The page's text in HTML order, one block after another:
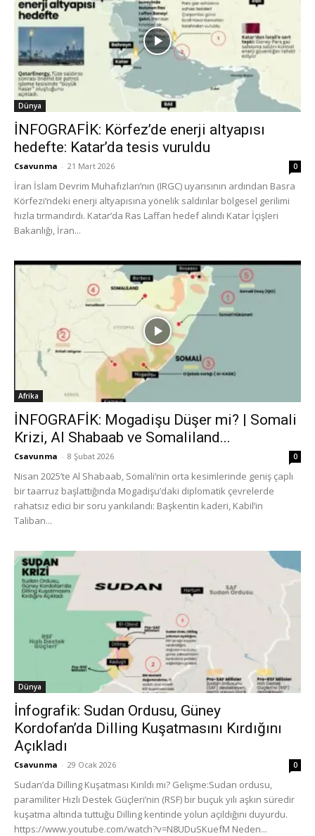
Dünya
İNFOGRAFİK: Körfez’de enerji altyapısı
hedefte: Katar’da tesis vuruldu
Csavunma - 21 Mart 2026 0
İran İslam Devrim Muhafızları’nın (IRGC) uyarısının ardından Basra
Körfezi’ndeki enerji altyapısına yönelik saldırılar bölgesel gerilimi
hızla tırmandırdı. Katar’da Ras Laffan hedef alındı Katar İçişleri
Bakanlığı, İran...
Afrika
İNFOGRAFİK: Mogadişu Düşer mi? | Somali
Krizi, Al Shabaab ve Somaliland...
Csavunma - 8 Şubat 2026 0
Nisan 2025’te Al Shabaab, Somali’nin orta kesimlerinde geniş çaplı
bir taarruz başlattığında Mogadişu’daki diplomatik çevrelerde
rahatsız edici bir soru yankılandı: Başkentin kaderi, Kabil’in
Taliban...
Dünya
İnfografik: Sudan Ordusu, Güney
Kordofan’da Dilling Kuşatmasını Kırdığını
Açıkladı
Csavunma - 29 Ocak 2026 0
Sudan’da Dilling Kuşatması Kırıldı mı? Gelişme:Sudan ordusu,
paramiliter Hızlı Destek Güçleri’nin (RSF) bir buçuk yılı aşkın süredir
kuşatma altında tuttuğu Dilling kentinde yolun açıldığını duyurdu.
https://www.youtube.com/watch?v=N8UDuSKuefM Neden...